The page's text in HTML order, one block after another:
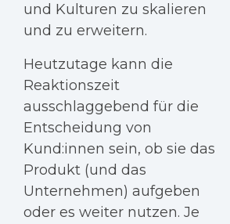
und Kulturen zu skalieren
und zu erweitern.
Heutzutage kann die
Reaktionszeit
ausschlaggebend für die
Entscheidung von
Kund:innen sein, ob sie das
Produkt (und das
Unternehmen) aufgeben
oder es weiter nutzen. Je